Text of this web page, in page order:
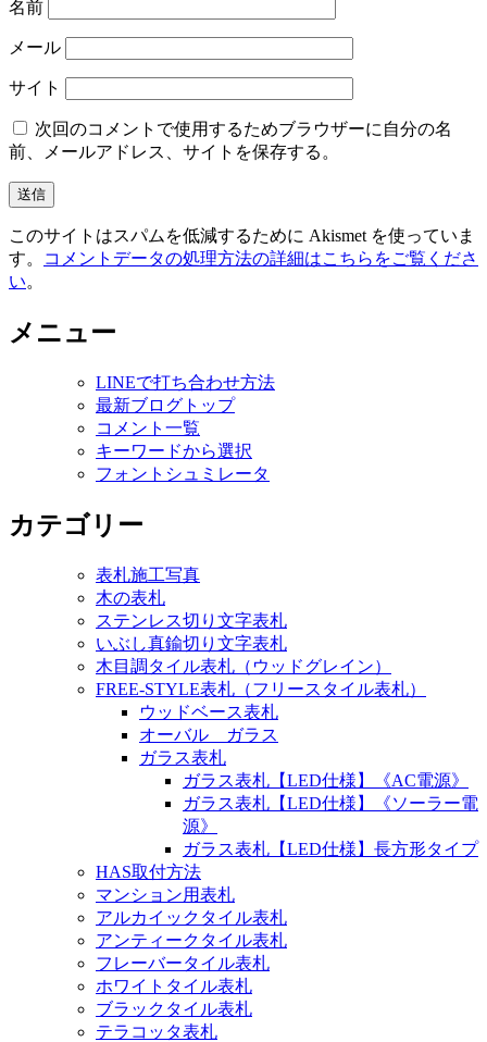
名前
メール
サイト
次回のコメントで使用するためブラウザーに自分の名
前、メールアドレス、サイトを保存する。
このサイトはスパムを低減するために Akismet を使っていま
す。
コメントデータの処理方法の詳細はこちらをご覧くださ
い。
メニュー
LINEで打ち合わせ方法
最新ブログトップ
コメント一覧
キーワードから選択
フォントシュミレータ
カテゴリー
表札施工写真
木の表札
ステンレス切り文字表札
いぶし真鍮切り文字表札
木目調タイル表札（ウッドグレイン）
FREE-STYLE表札（フリースタイル表札）
ウッドベース表札
オーバル ガラス
ガラス表札
ガラス表札【LED仕様】《AC電源》
ガラス表札【LED仕様】《ソーラー電
源》
ガラス表札【LED仕様】長方形タイプ
HAS取付方法
マンション用表札
アルカイックタイル表札
アンティークタイル表札
フレーバータイル表札
ホワイトタイル表札
ブラックタイル表札
テラコッタ表札